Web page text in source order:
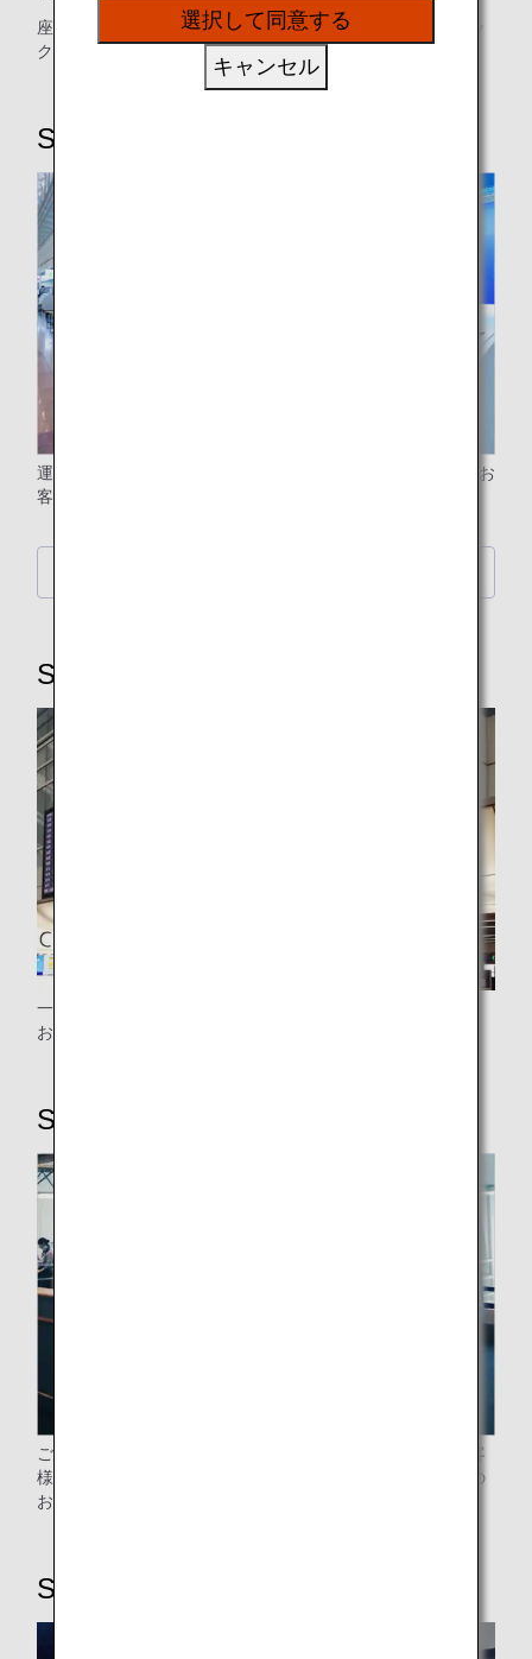
座席指定、チェックインをするお客様は、空港の自動チェッ
クイン機をご利用ください。
STEP2：手荷物を預ける
運賃により無料手荷物許容量が異なりますので、eチケットお
客様控に記載された無料手荷物許容量をご確認ください。
STEP3：保安検査場
一般保安検査場をご利用ください。
お時間に余裕を持って保安検査場をご通過ください。
STEP4：搭乗
ご高齢のお客様、小さなお子様連れのお客様、妊娠中のお客
様、お手伝いの必要なお客様、プレミアムクラスをご利用の
お客様に続き、機内へご案内いたします。
STEP5：機内
選択して同意する
キャンセル